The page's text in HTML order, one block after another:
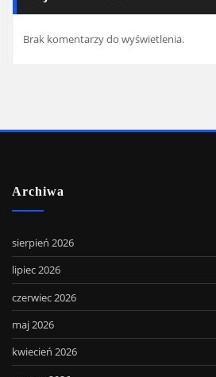
Brak komentarzy do wyświetlenia.
Archiwa
sierpień 2026
lipiec 2026
czerwiec 2026
maj 2026
kwiecień 2026